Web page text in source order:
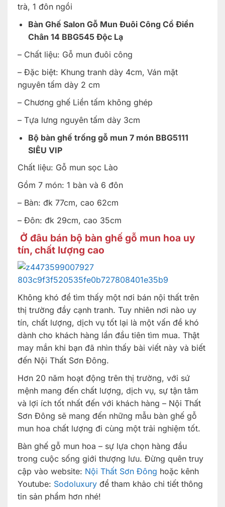
trà, 1 đôn ngồi
Bàn Ghế Salon Gỗ Mun Đuôi Công Cổ Điển
Chân 14 BBG545 Độc Lạ
– Chất liệu: Gỗ mun đuôi công
– Đặc biệt: Khung tranh dày 4cm, Ván mặt
nguyên tấm dày 2 cm
– Chương ghế Liền tấm không ghép
– Tựa lưng nguyên tấm dày 3cm
Bộ bàn ghế trống gỗ mun 7 món BBG5111
SIÊU VIP
Chất liệu: Gỗ mun sọc Lào
Gồm 7 món: 1 bàn và 6 đôn
– Bàn: đk 77cm, cao 62cm
– Đôn: đk 29cm, cao 35cm
Ở đâu bán bộ bàn ghế gỗ mun hoa uy
tín, chất lượng cao
Không khó để tìm thấy một nơi bán nội thất trên
thị trường đầy cạnh tranh. Tuy nhiên nơi nào uy
tín, chất lượng, dịch vụ tốt lại là một vấn đề khó
dành cho khách hàng lần đầu tiên tìm mua. Thật
may mắn khi bạn đã nhìn thấy bài viết này và biết
đến Nội Thất Sơn Đông.
Hơn 20 năm hoạt động trên thị trường, với sứ
mệnh mang đến chất lượng, dịch vụ, sự tận tâm
và lợi ích tốt nhất đến với khách hàng – Nội Thất
Sơn Đông sẽ mang đến những mẫu bàn ghế gỗ
mun hoa chất lượng đi cùng một trải nghiệm tốt.
Bàn ghế gỗ mun hoa – sự lựa chọn hàng đầu
trong cuộc sống giới thượng lưu. Đừng quên truy
cập vào website: Nội Thất Sơn Đông hoặc kênh
Youtube: Sodoluxury để tham khảo chi tiết thông
tin sản phẩm hơn nhé!